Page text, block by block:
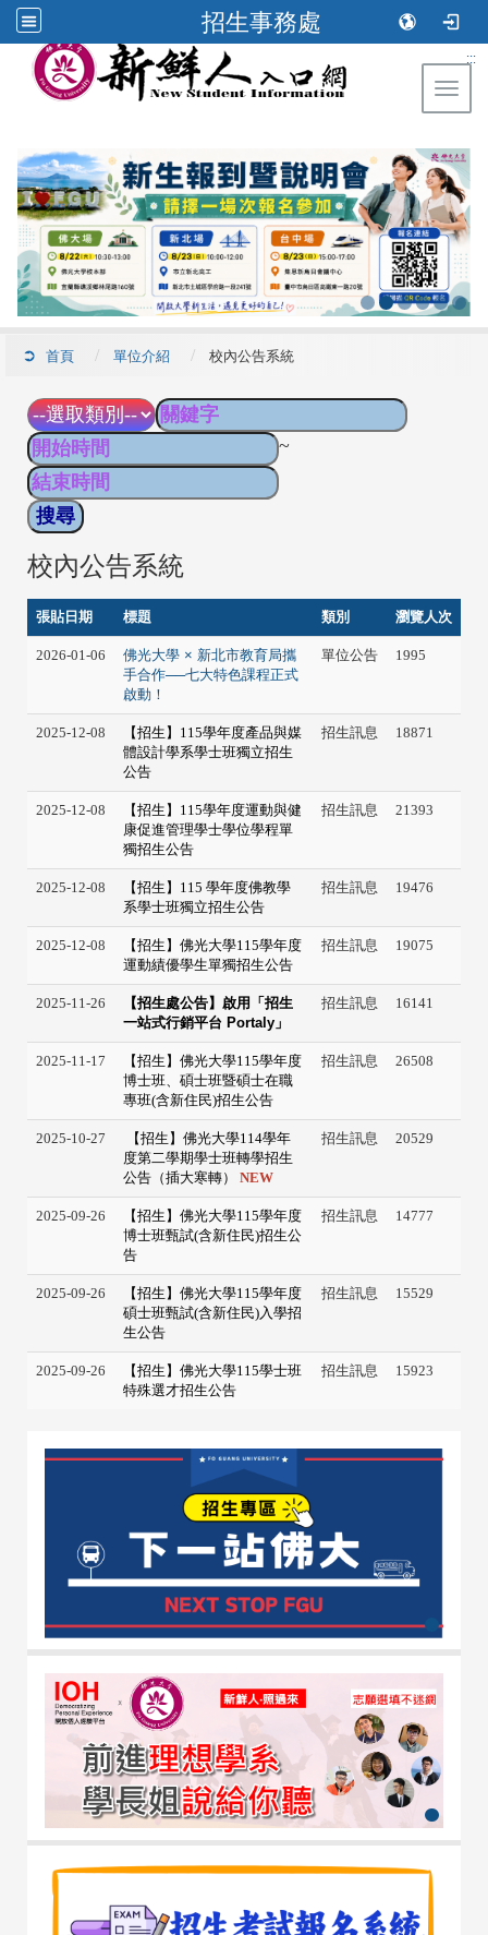
招生事務處
:::
首頁 單位介紹 校內公告系統
~
校內公告系統
張貼日期 標題 類別 瀏覽人次
2026-01-06
佛光大學 × 新北市教育局攜
手合作──七大特色課程正式
啟動！
單位公告 1995
2025-12-08
【招生】115學年度產品與媒
體設計學系學士班獨立招生
公告
招生訊息 18871
2025-12-08
【招生】115學年度運動與健
康促進管理學士學位學程單
獨招生公告
招生訊息 21393
2025-12-08
【招生】115 學年度佛教學
系學士班獨立招生公告
招生訊息 19476
2025-12-08
【招生】佛光大學115學年度
運動績優學生單獨招生公告
招生訊息 19075
2025-11-26
【招生處公告】啟用「招生
一站式行銷平台 Portaly 」
招生訊息 16141
2025-11-17
【招生】佛光大學115學年度
博士班、碩士班暨碩士在職
專班(含新住民)招生公告
招生訊息 26508
2025-10-27
【招生】佛光大學114學年
度第二學期學士班轉學招生
公告（插大寒轉）
NEW
招生訊息 20529
2025-09-26
【招生】佛光大學115學年度
博士班甄試(含新住民)招生公
告
招生訊息 14777
2025-09-26
【招生】佛光大學115學年度
碩士班甄試(含新住民)入學招
生公告
招生訊息 15529
2025-09-26
【招生】佛光大學115學士班
特殊選才招生公告
招生訊息 15923